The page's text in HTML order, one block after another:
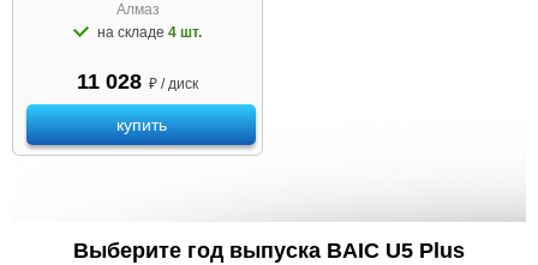
Алмаз
на складе 4 шт.
11 028 ₽ / диск
купить
Выберите год выпуска BAIC U5 Plus